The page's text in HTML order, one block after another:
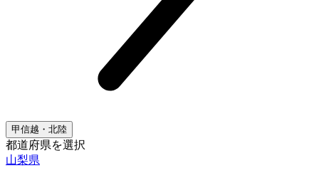
甲信越・北陸
都道府県を選択
山梨県